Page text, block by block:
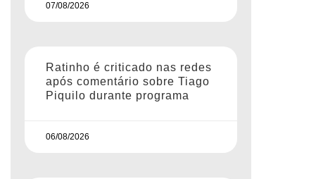
07/08/2026
Ratinho é criticado nas redes
após comentário sobre Tiago
Piquilo durante programa
06/08/2026